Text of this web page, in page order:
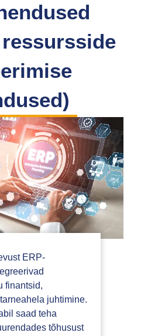
ERP-
finantsid,
juhtimine.
saad teha
tõhusust